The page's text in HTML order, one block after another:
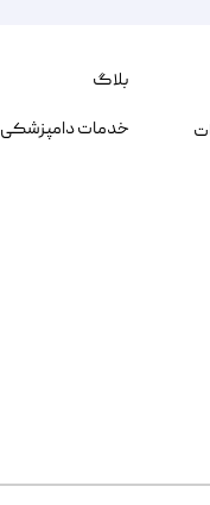
بلاگ
خدمات دامپزشکی